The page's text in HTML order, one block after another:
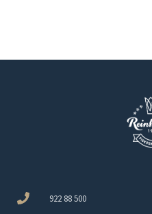
922 88 500